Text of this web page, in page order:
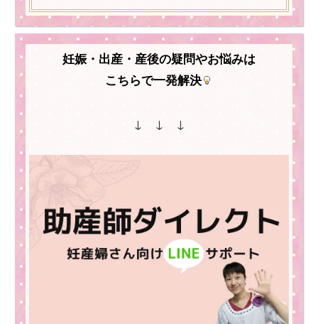
妊娠・出産・産後の疑問やお悩みは
こちらで一発解決
↓ ↓ ↓